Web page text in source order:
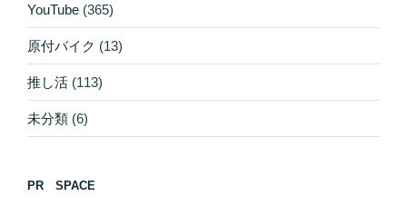
YouTube (365)
原付バイク (13)
推し活 (113)
未分類 (6)
PR SPACE